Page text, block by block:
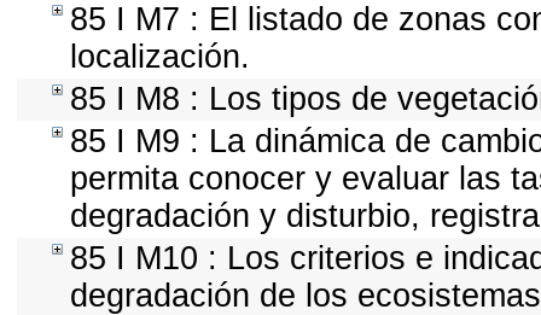
85 I M7 : El listado de zonas
localización.
85 I M8 : Los tipos de
85 I M9 : La dinámica de
permita conocer y evaluar las
degradación y disturbio,
85 I M10 : Los criterios e
degradación de los